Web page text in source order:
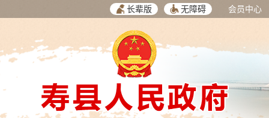
长辈版 无障碍 会员中心